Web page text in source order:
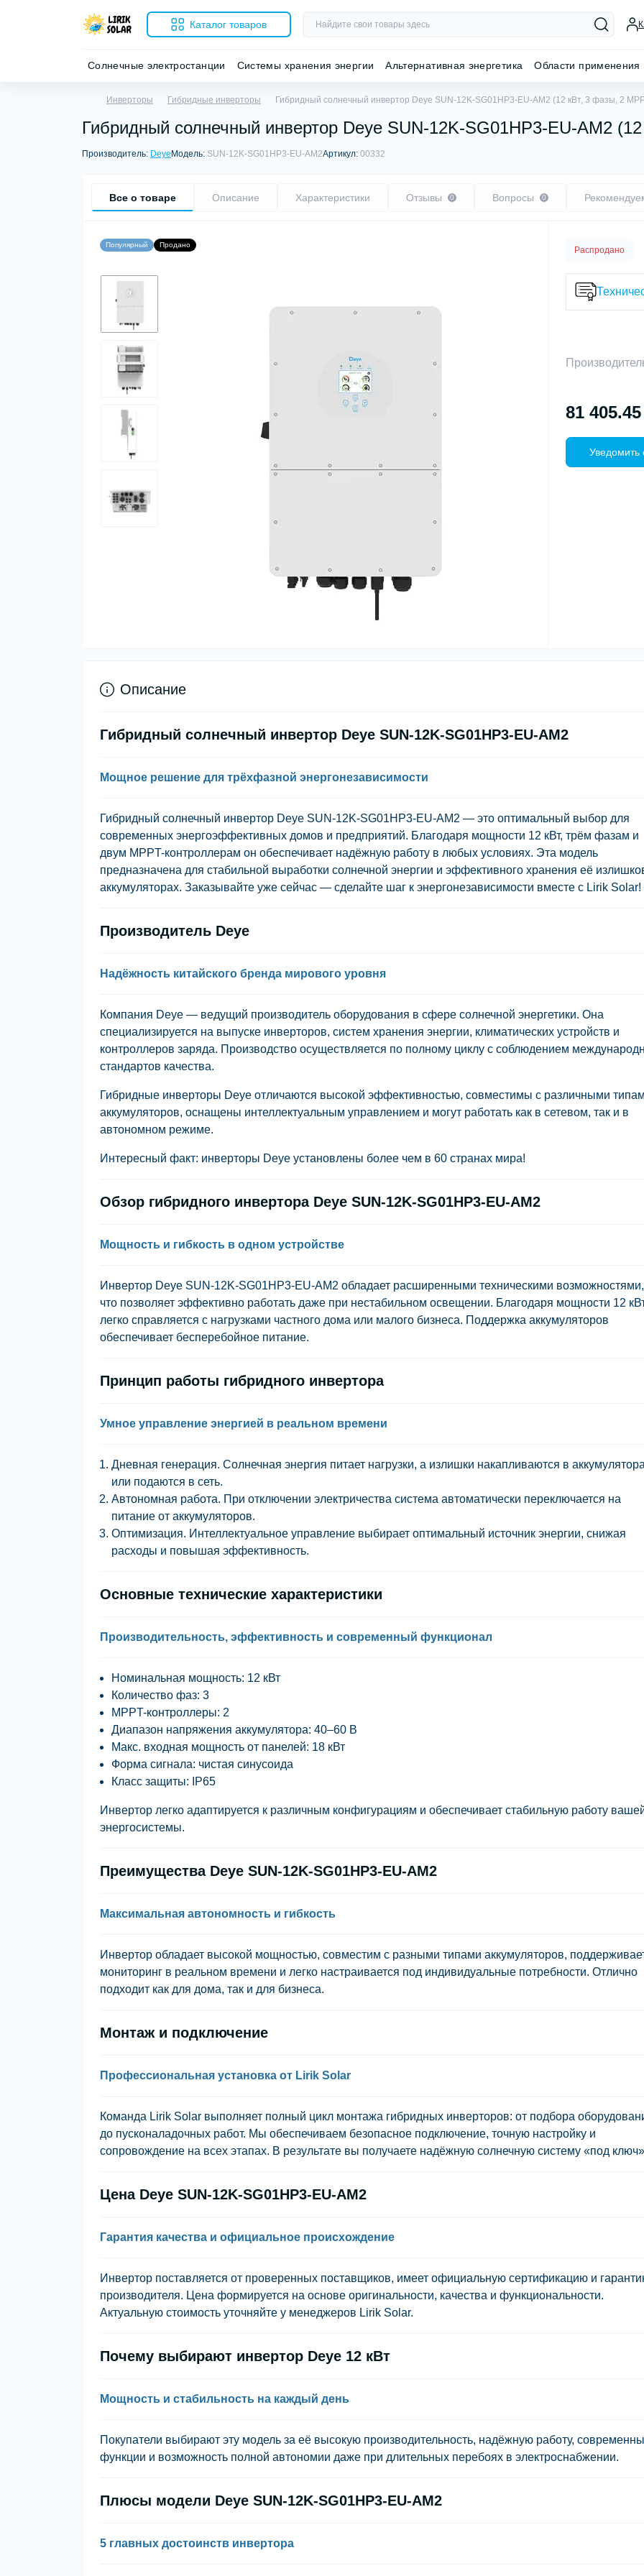
Каталог товаров
Солнечные электростанции Системы хранения энергии Альтернативная энергетика Области применения
Инверторы Гибридные инверторы Гибридный солнечный инвертор Deye SUN-12K-SG01HP3-EU-AM2 (12 кВт, 3 фазы, 2
Гибридный солнечный инвертор Deye SUN-12K-SG01HP3-EU-AM2
Производитель: Deye Модель: SUN-12K-SG01HP3-EU-AM2Артикул: 00332
Все о товаре Описание Характеристики Отзывы 0 Вопросы 0
Популярный Продано
Распродано
81
Уведомить
Описание
Гибридный солнечный инвертор Deye SUN-12K-SG01HP3-EU-AM2
Мощное решение для трёхфазной энергонезависимости
Гибридный солнечный инвертор Deye SUN-12K-SG01HP3-EU-AM2 — это оптимальный выбор для
современных энергоэффективных домов и предприятий. Благодаря мощности 12 кВт, трём фазам и
двум MPPT-контроллерам он обеспечивает надёжную работу в любых условиях. Эта модель
предназначена для стабильной выработки солнечной энергии и эффективного хранения её
аккумуляторах. Заказывайте уже сейчас — сделайте шаг к энергонезависимости вместе с Lirik Solar!
Производитель Deye
Надёжность китайского бренда мирового уровня
Компания Deye — ведущий производитель оборудования в сфере солнечной энергетики. Она
специализируется на выпуске инверторов, систем хранения энергии, климатических устройств и
контроллеров заряда. Производство осуществляется по полному циклу с соблюдением
стандартов качества.
Гибридные инверторы Deye отличаются высокой эффективностью, совместимы с различными
аккумуляторов, оснащены интеллектуальным управлением и могут работать как в сетевом, так и в
автономном режиме.
Интересный факт: инверторы Deye установлены более чем в 60 странах мира!
Обзор гибридного инвертора Deye SUN-12K-SG01HP3-EU-AM2
Мощность и гибкость в одном устройстве
Инвертор Deye SUN-12K-SG01HP3-EU-AM2 обладает расширенными техническими возможностями,
что позволяет эффективно работать даже при нестабильном освещении. Благодаря мощности 12
легко справляется с нагрузками частного дома или малого бизнеса. Поддержка аккумуляторов
обеспечивает бесперебойное питание.
Принцип работы гибридного инвертора
Умное управление энергией в реальном времени
Дневная генерация. Солнечная энергия питает нагрузки, а излишки накапливаются в
или подаются в сеть.
Автономная работа. При отключении электричества система автоматически переключается на
питание от аккумуляторов.
Оптимизация. Интеллектуальное управление выбирает оптимальный источник энергии, снижая
расходы и повышая эффективность.
Основные технические характеристики
Производительность, эффективность и современный функционал
Номинальная мощность: 12 кВт
Количество фаз: 3
MPPT-контроллеры: 2
Диапазон напряжения аккумулятора: 40–60 В
Макс. входная мощность от панелей: 18 кВт
Форма сигнала: чистая синусоида
Класс защиты: IP65
Инвертор легко адаптируется к различным конфигурациям и обеспечивает стабильную работу
энергосистемы.
Преимущества Deye SUN-12K-SG01HP3-EU-AM2
Максимальная автономность и гибкость
Инвертор обладает высокой мощностью, совместим с разными типами аккумуляторов,
мониторинг в реальном времени и легко настраивается под индивидуальные потребности. Отлично
подходит как для дома, так и для бизнеса.
Монтаж и подключение
Профессиональная установка от Lirik Solar
Команда Lirik Solar выполняет полный цикл монтажа гибридных инверторов: от подбора
до пусконаладочных работ. Мы обеспечиваем безопасное подключение, точную настройку и
сопровождение на всех этапах. В результате вы получаете надёжную солнечную систему «под
Цена Deye SUN-12K-SG01HP3-EU-AM2
Гарантия качества и официальное происхождение
Инвертор поставляется от проверенных поставщиков, имеет официальную сертификацию и
производителя. Цена формируется на основе оригинальности, качества и функциональности.
Актуальную стоимость уточняйте у менеджеров Lirik Solar.
Почему выбирают инвертор Deye 12 кВт
Мощность и стабильность на каждый день
Покупатели выбирают эту модель за её высокую производительность, надёжную работу,
функции и возможность полной автономии даже при длительных перебоях в электроснабжении.
Плюсы модели Deye SUN-12K-SG01HP3-EU-AM2
5 главных достоинств инвертора